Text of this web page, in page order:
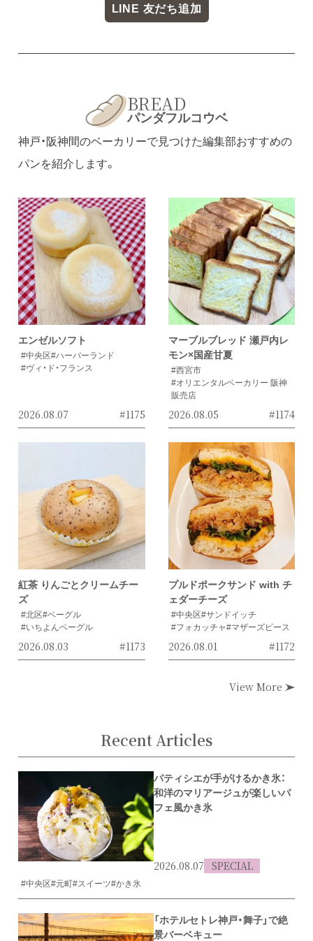
LINE 友だち追加
BREAD
パンダフルコウベ
神戸・阪神間のベーカリーで見つけた編集部おすすめの
パンを紹介します。
エンゼルソフト
#中央区#ハーバーランド
#ヴィ・ド・フランス
2026.08.07 #1175
マーブルブレッド 瀬戸内レ
モン×国産甘夏
#西宮市
#オリエンタルベーカリー 阪神
販売店
2026.08.05 #1174
紅茶 りんごとクリームチー
ズ
#北区#ベーグル
#いちよんベーグル
2026.08.03 #1173
プルドポークサンド with チ
ェダーチーズ
#中央区#サンドイッチ
#フォカッチャ#マザーズピース
2026.08.01 #1172
View More
Recent Articles
パティシエが手がけるかき氷：
和洋のマリアージュが楽しいパ
フェ風かき氷
2026.08.07 SPECIAL
#中央区#元町#スイーツ#かき氷
「ホテルセトレ神戸・舞子」で絶
景バーベキュー